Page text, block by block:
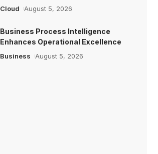
Cloud August 5, 2026
Business Process Intelligence
Enhances Operational Excellence
Business August 5, 2026